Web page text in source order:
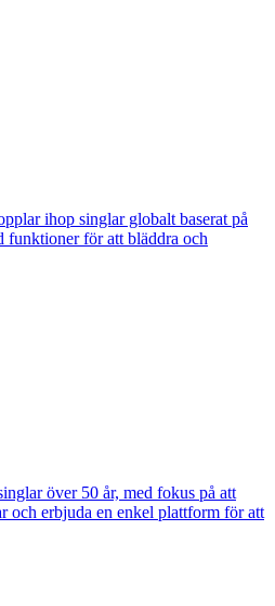
ihop singlar globalt baserat på
funktioner för att bläddra och
över 50 år, med fokus på att
och erbjuda en enkel plattform för att